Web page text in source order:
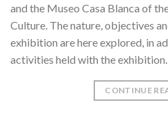
and the Museo Casa Blanca of
Culture. The nature, objectives
exhibition are here explored, in
activities held with the exhibition.
CONTINUE